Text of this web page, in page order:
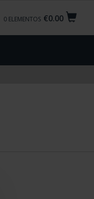
€0.00
0 ELEMENTOS